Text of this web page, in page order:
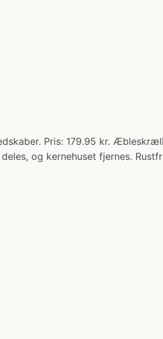
Pris: 179.95 kr.
og kernehuset fjernes.